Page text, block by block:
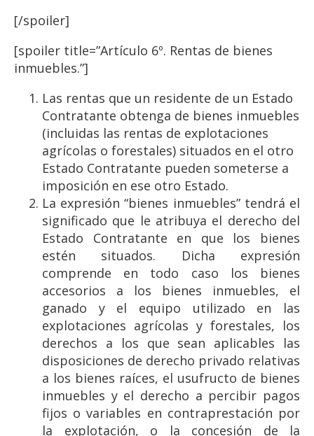
[/spoiler]
[spoiler title=”Artículo 6º. Rentas de bienes
inmuebles.”]
Las rentas que un residente de un Estado
Contratante obtenga de bienes inmuebles
(incluidas las rentas de explotaciones
agrícolas o forestales) situados en el otro
Estado Contratante pueden someterse a
imposición en ese otro Estado.
La expresión “bienes inmuebles” tendrá el
significado que le atribuya el derecho del
Estado Contratante en que los bienes
estén situados. Dicha expresión
comprende en todo caso los bienes
accesorios a los bienes inmuebles, el
ganado y el equipo utilizado en las
explotaciones agrícolas y forestales, los
derechos a los que sean aplicables las
disposiciones de derecho privado relativas
a los bienes raíces, el usufructo de bienes
inmuebles y el derecho a percibir pagos
fijos o variables en contraprestación por
la explotación, o la concesión de la